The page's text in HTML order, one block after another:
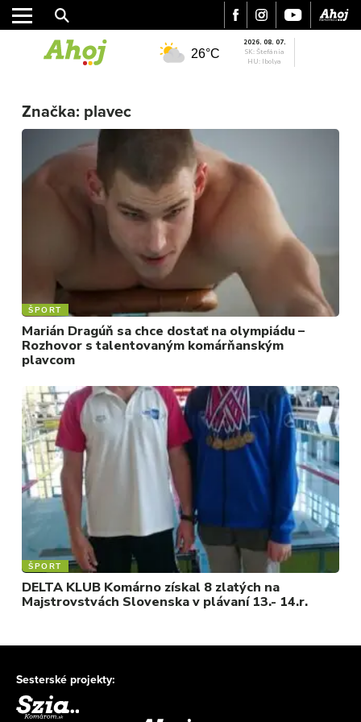
ŠPORT
KULTÚRA
FOTKY
VIDEO
MIX
26°C
2026. 08. 07.
SK: Štefánia
HU: Ibolya
Značka: plavec
ŠPORT
Marián Dragúň sa chce dostať na olympiádu –
Rozhovor s talentovaným komárňanským
plavcom
ŠPORT
DELTA KLUB Komárno získal 8 zlatých na
Majstrovstvách Slovenska v plávaní 13.- 14.r.
Sesterské projekty: